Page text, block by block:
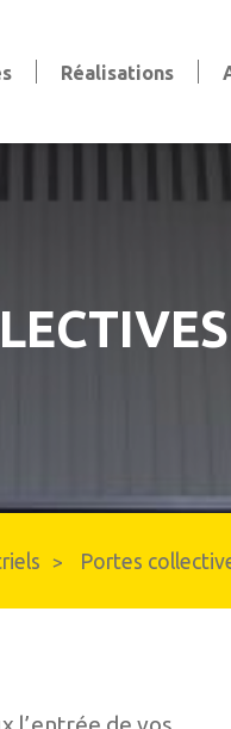
& extérieurs
vue
de terrasse
Réalisations
> Portes